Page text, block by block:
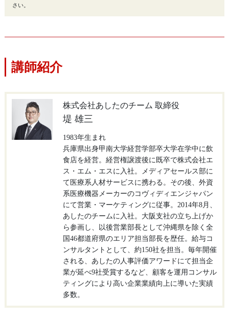
さい。
講師紹介
株式会社あしたのチーム 取締役
堤 雄三
1983年生まれ
兵庫県出身甲南大学経営学部卒大学在学中に飲
食店を経営。経営権譲渡後に既卒で株式会社エ
ス・エム・エスに入社。メディアセールス部に
て医療系人材サービスに携わる。その後、外資
系医療機器メーカーのコヴィディエンジャパン
にて営業・マーケティングに従事。2014年8月、
あしたのチームに入社。大阪支社の立ち上げか
ら参画し、以後営業部長として沖縄県を除く全
国46都道府県のエリア担当部長を歴任。給与コ
ンサルタントとして、約150社を担当。毎年開催
される、あしたの人事評価アワードにて担当企
業が延べ9社受賞するなど、顧客を運用コンサル
ティングにより高い企業業績向上に導いた実績
多数。